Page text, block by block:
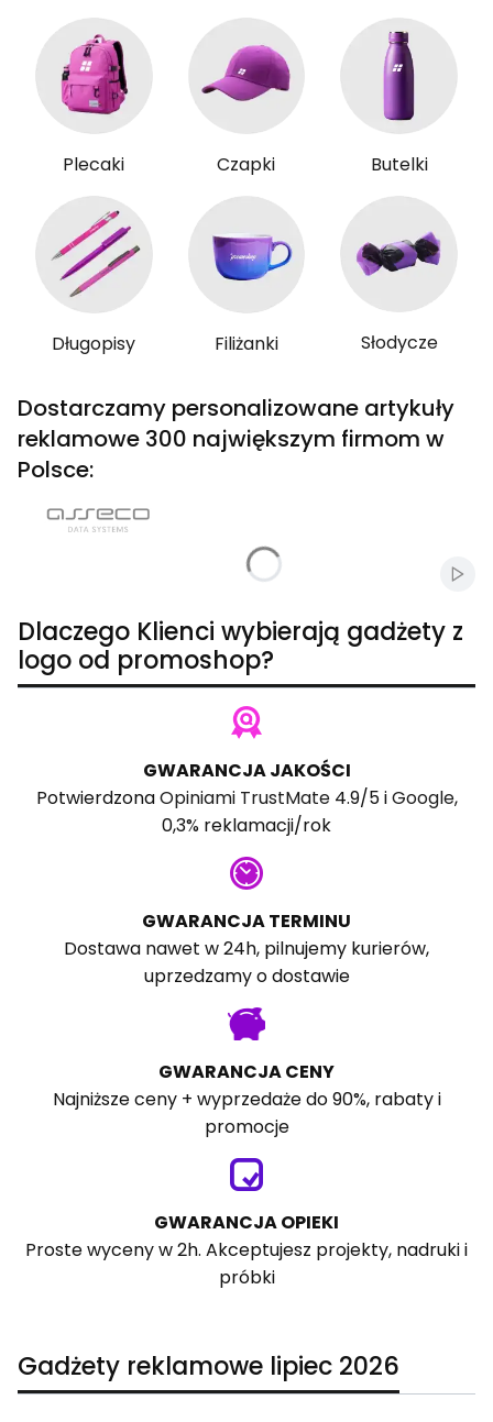
Plecaki Czapki Butelki
Długopisy Filiżanki Słodycze
Dostarczamy personalizowane artykuły
reklamowe 300 największym firmom w
Polsce:
Dlaczego Klienci wybierają gadżety z
logo od promoshop?
GWARANCJA JAKOŚCI
PotwierdzonaOpiniami TrustMate4.9/5 iGoogle,
0,3% reklamacji/rok
GWARANCJA TERMINU
Dostawa nawet w 24h, pilnujemy kurierów,
uprzedzamy o dostawie
GWARANCJA CENY
Najniższe ceny + wyprzedaże do 90%, rabaty i
promocje
GWARANCJA OPIEKI
Proste wyceny w 2h. Akceptujesz projekty, nadruki i
próbki
Gadżety reklamowe lipiec 2026